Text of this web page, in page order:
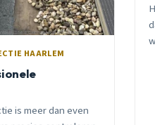
HAARLEM
is meer dan even